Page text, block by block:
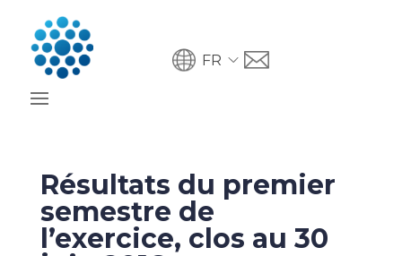
FR
Résultats du premier
semestre de
l’exercice, clos au 30